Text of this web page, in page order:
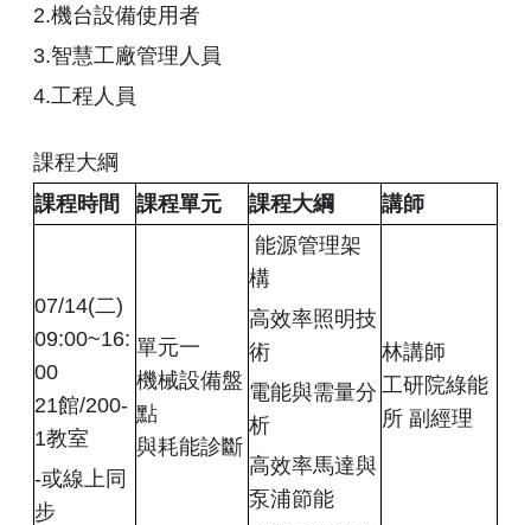
2.機台設備使用者
3.智慧工廠管理人員
4.工程人員
課程大綱
課程時間
課程單元 課程大綱 講師
07/14(二)
09:00~16:
00
21館/200-
1教室
-或線上同
步
單元一
機械設備盤
點
與耗能診斷
 能源管理架
構
高效率照明技
術
電能與需量分
析
高效率馬達與
泵浦節能
林講師
工研院綠能
所 副經理